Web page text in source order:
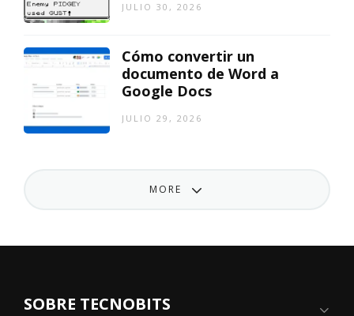
JULIO 30, 2026
Cómo convertir un
documento de Word a
Google Docs
JULIO 29, 2026
MORE
SOBRE TECNOBITS